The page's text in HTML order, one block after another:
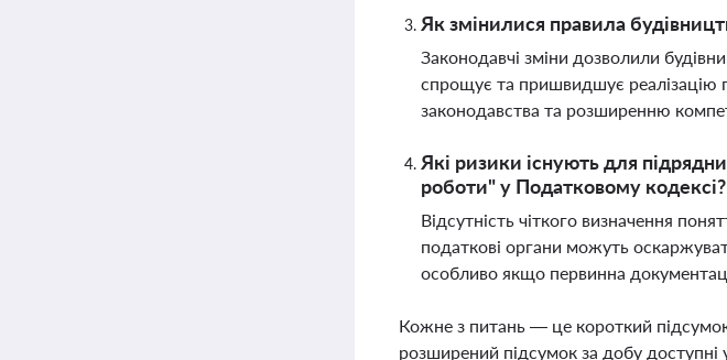
Як змінилися правила
Законодавчі зміни дозволили
спрощує та пришвидшує реалізацію
законодавства та розширенню
Які ризики існують для
роботи" у Податковому кодексі?
Відсутність чіткого визначення
податкові органи можуть
особливо якщо первинна
Кожне з питань — це короткий
розширений підсумок за добу доступні